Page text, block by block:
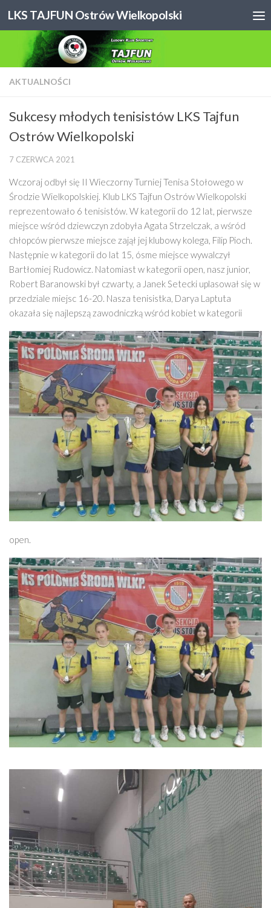
Skip to content
LKS TAJFUN Ostrów Wielkopolski
AKTUALNOŚCI
Sukcesy młodych tenisistów LKS Tajfun
Ostrów Wielkopolski
7 CZERWCA 2021
Wczoraj odbył się II Wieczorny Turniej Tenisa Stołowego w
Środzie Wielkopolskiej. Klub LKS Tajfun Ostrów Wielkopolski
reprezentowało 6 tenisistów. W kategorii do 12 lat, pierwsze
miejsce wśród dziewczyn zdobyła Agata Strzelczak, a wśród
chłopców pierwsze miejsce zajął jej klubowy kolega, Filip Pioch.
Następnie w kategorii do lat 15, ósme miejsce wywalczył
Bartłomiej Rudowicz. Natomiast w kategorii open, nasz junior,
Robert Baranowski był czwarty, a Janek Setecki uplasował się w
przedziale miejsc 16-20. Nasza tenisistka, Darya Laptuta
okazała się najlepszą zawodniczką wśród kobiet w kategorii
open.